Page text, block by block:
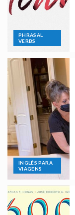
PHRASAL
VERBS
INGLÊS PARA
VIAGENS